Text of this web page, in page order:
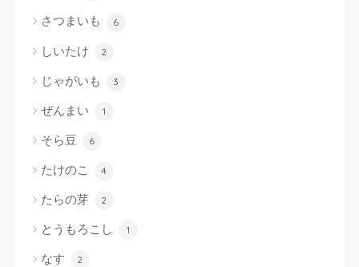
さつまいも 6
しいたけ 2
じゃがいも 3
ぜんまい 1
そら豆 6
たけのこ 4
たらの芽 2
とうもろこし 1
なす 2